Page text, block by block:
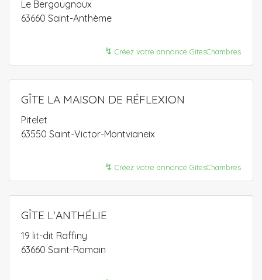
Le Bergougnoux
63660 Saint-Anthème
↯ Créez votre annonce GitesChambres
GÎTE LA MAISON DE RÉFLEXION
Pitelet
63550 Saint-Victor-Montvianeix
↯ Créez votre annonce GitesChambres
GÎTE L'ANTHÉLIE
19 lit-dit Raffiny
63660 Saint-Romain